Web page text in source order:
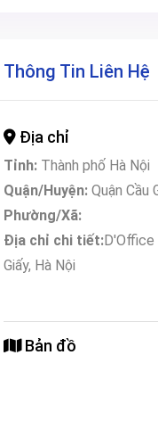
Thông Tin Liên Hệ
Địa chỉ
Tỉnh: Thành phố Hà Nội
Quận/Huyện: Quận Cầu
Phường/Xã:
Địa chỉ chi tiết:D'Office
Giấy, Hà Nội
Bản đồ